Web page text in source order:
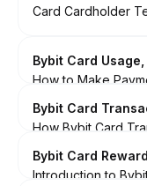
Card Cardholder
Bybit Card
How to Make
How to Consult
Information
Bybit Card
Bybit Card
How Bybit Card
FAQ — Bybit Card
How To Submit A
Bybit Card
Introduction to